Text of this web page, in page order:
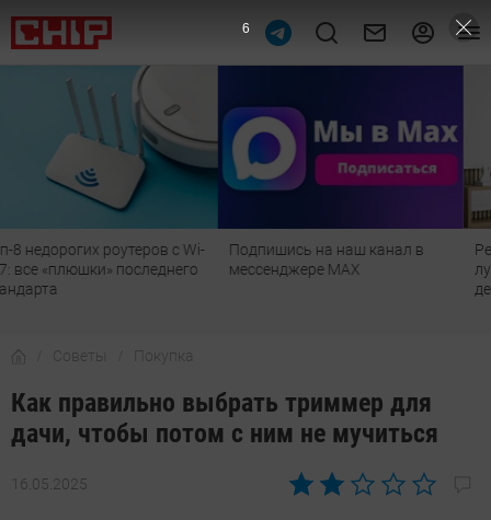
Подпишись на наш канал в
мессенджере МАХ
Рейтинг телевизоров 2026:
лучшие модели для гостиной,
Советы Покупка
Как правильно выбрать триммер для
дачи, чтобы потом с ним не мучиться
16.05.2025
Автор:
4